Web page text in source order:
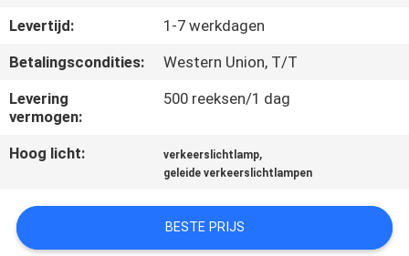
NIEUWS
GEVALLEN
EEN
AANVRAGEN
Levertijd:
1-7 werkdagen
Betalingscondities:
Western Union, T/T
Levering
vermogen:
500 reeksen/1 dag
Hoog licht: verkeerslichtlamp,
geleide verkeerslichtlampen
BESTE PRIJS